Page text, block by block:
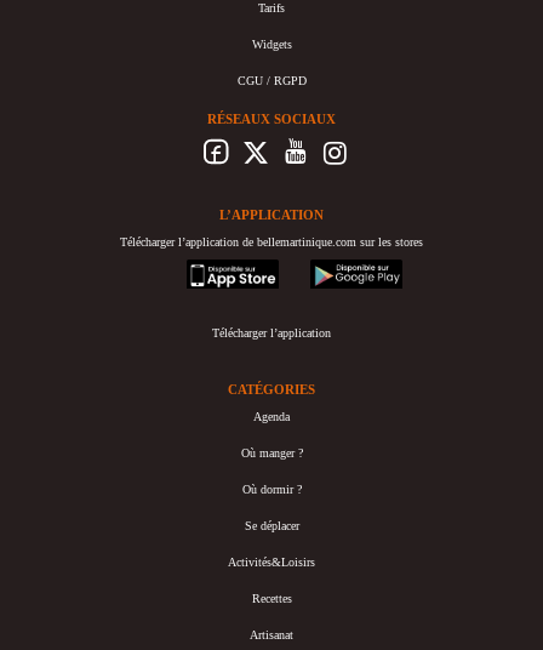
Tarifs
Widgets
CGU / RGPD
RÉSEAUX SOCIAUX
L’APPLICATION
Télécharger l’application de bellemartinique.com sur les stores
appstore
googleplay
Télécharger l’application
CATÉGORIES
Agenda
Où manger ?
Où dormir ?
Se déplacer
Activités&Loisirs
Recettes
Artisanat